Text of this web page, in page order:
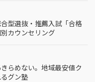
型選抜・推薦入試「合格
カウンセリング
らめない。地域最安値ク
グン塾